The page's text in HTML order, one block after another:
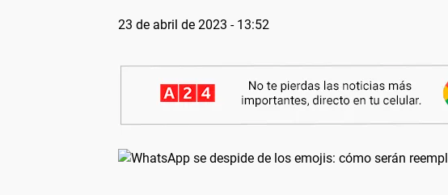
23 de abril de 2023 - 13:52